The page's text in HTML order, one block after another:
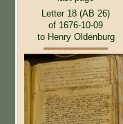
Letter 18 (AB 26)
of 1676-10-09
to Henry Oldenburg